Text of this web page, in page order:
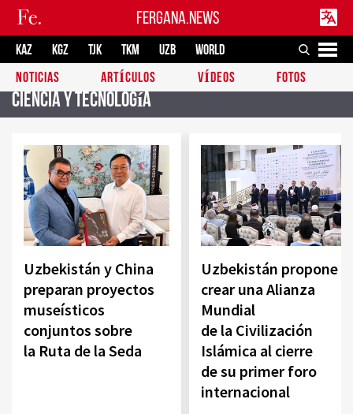
FERGANA.NEWS
KAZ KGZ TJK TKM UZB
WORLD
NOTICIAS
ARTÍCULOS VÍDEOS FOTOS
Ciencia y tecnología
Uzbekistán y China
preparan proyectos
museísticos
conjuntos sobre
la Ruta de la Seda
Uzbekistán propone
crear una Alianza
Mundial
de la Civilización
Islámica al cierre
de su primer foro
internacional